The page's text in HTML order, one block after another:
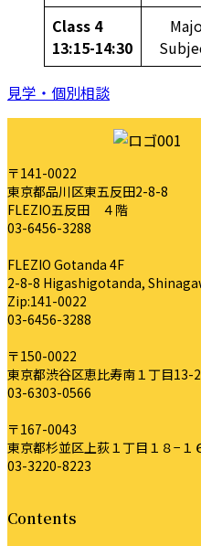
Class 4
13:15-14:30
見学・個別相談
〒141-0022
東京都品川区東五反田2-8-8
FLEZIO五反田 ４階
03-6456-3288
FLEZIO Gotanda 4F
2-8-8 Higashigotanda,
Zip:141-0022
03-6456-3288
〒150-0022
東京都渋谷区恵比寿南１丁目13-
03-6303-0566
〒167-0043
東京都杉並区上荻１丁目１８−１
03-3220-8223
Contents